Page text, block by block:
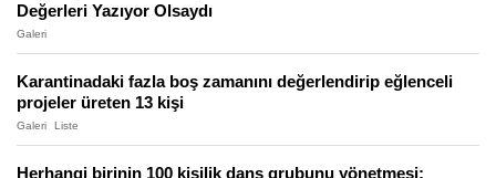
Değerleri Yazıyor Olsaydı
Galeri
Karantinadaki fazla boş zamanını değerlendirip eğlenceli
projeler üreten 13 kişi
Galeri Liste
Herhangi birinin 100 kişilik dans grubunu yönetmesi: